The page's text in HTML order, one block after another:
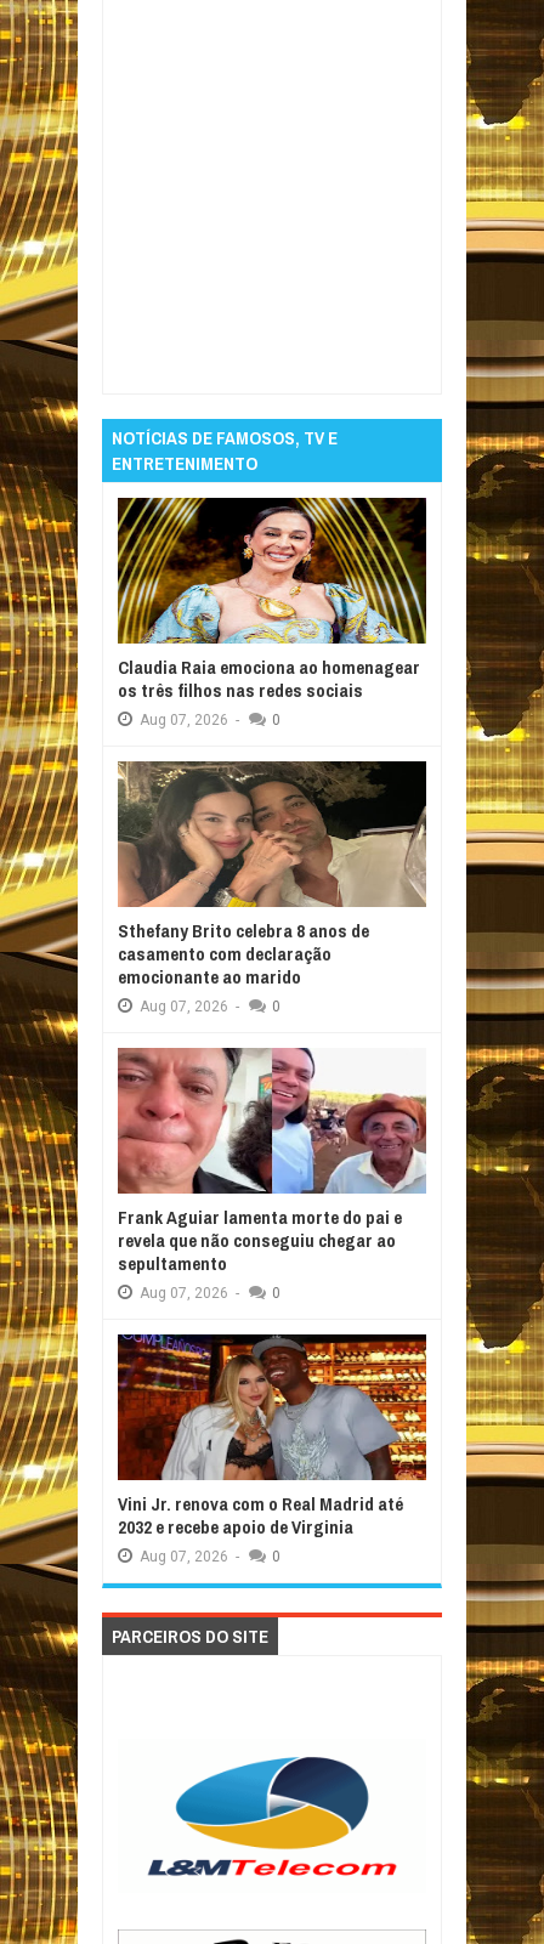
NOTÍCIAS DE FAMOSOS, TV E
ENTRETENIMENTO
Claudia Raia emociona ao homenagear
os três filhos nas redes sociais
Aug 07, 2026 - 0
Sthefany Brito celebra 8 anos de
casamento com declaração
emocionante ao marido
Aug 07, 2026 - 0
Frank Aguiar lamenta morte do pai e
revela que não conseguiu chegar ao
sepultamento
Aug 07, 2026 - 0
Vini Jr. renova com o Real Madrid até
2032 e recebe apoio de Virginia
Aug 07, 2026 - 0
PARCEIROS DO SITE